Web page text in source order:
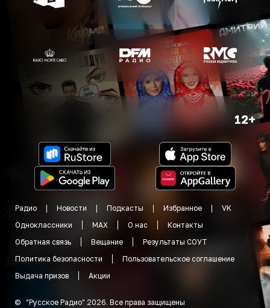
12+
Радио Новости Подкасты Избранное
VK
Одноклассники
MAX О нас
Контакты
Обратная связь
Вещание
Результаты СОУТ
Политика безопасности
Пользовательское соглашение
Выдача призов
Акции
© "Русское Радио" 2026. Все права защищены